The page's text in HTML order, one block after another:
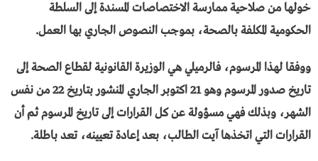
خولها من صلاحية ممارسة الاختصاصات المسندة إلى السلطة
الحكومية المكلفة بالصحة، بموجب النصوص الجاري بها العمل.
ووفقا لهذا المرسوم، فالرميلي هي الوزيرة القانونية لقطاع الصحة إلى
تاريخ صدور المرسوم وهو 21 اكتوبر الجاري المنشور بتاريخ 22 من نفس
الشهر، وبذلك فهي مسؤولة عن كل القرارات إلى تاريخ المرسوم ثم أن
القرارات التي اتخذها آيت الطالب، بعد إعادة تعيينه، تعد باطلة.